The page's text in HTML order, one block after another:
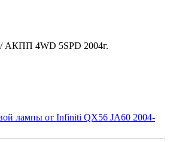
АКПП 4WD 5SPD 2004г.
лампы от Infiniti QX56 JA60 2004-